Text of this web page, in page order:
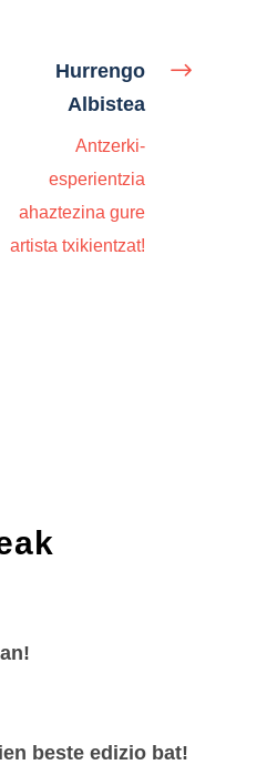
Hurrengo
Albistea
Antzerki-
esperientzia
ahaztezina gure
artista txikientzat!
beste edizio bat!